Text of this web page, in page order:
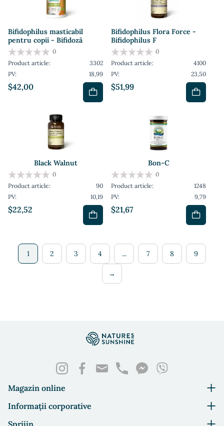
Bifidophilus masticabil
pentru copii - Bifidoză
$42,00
0
Product article:
3302
PV:
18,99
Bifidophilus Flora Force -
Bifidophilus F
$51,99
0
Product article:
4100
PV:
23,50
Black Walnut
$22,52
0
Product article:
90
PV:
10,19
Bon-C
$21,67
0
Product article:
1248
PV:
9,79
1 2 3 4 ... 7 8 9
→
Magazin online
Informații corporative
Sprijin